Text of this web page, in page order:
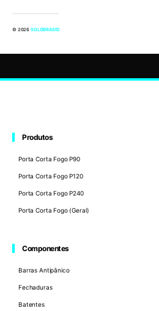
© 2026 SOLOBRASID
Produtos
Porta Corta Fogo P90
Porta Corta Fogo P120
Porta Corta Fogo P240
Porta Corta Fogo (Geral)
Componentes
Barras Antipânico
Fechaduras
Batentes